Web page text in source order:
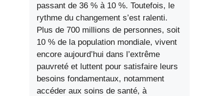
passant de 36 % à 10 %. Toutefois, le
rythme du changement s’est ralenti.
Plus de 700 millions de personnes, soit
10 % de la population mondiale, vivent
encore aujourd’hui dans l’extrême
pauvreté et luttent pour satisfaire leurs
besoins fondamentaux, notamment
accéder aux soins de santé, à